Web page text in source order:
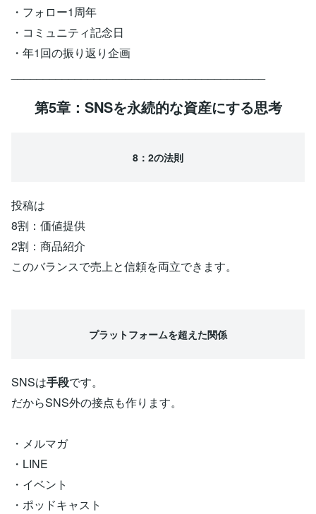
・フォロー1周年
・コミュニティ記念日
・年1回の振り返り企画
第5章：SNSを永続的な資産にする思考
8：2の法則
投稿は
8割：価値提供
2割：商品紹介
このバランスで売上と信頼を両立できます。
プラットフォームを超えた関係
SNSは手段です。
だからSNS外の接点も作ります。
・メルマガ
・LINE
・イベント
・ポッドキャスト